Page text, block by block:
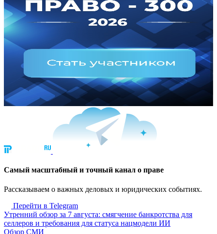
Cамый масштабный и точный канал о праве
Рассказываем о важных деловых и юридических событиях.
Перейти в Telegram
Утренний обзор за 7 августа: смягчение банкротства для
селлеров и требования для статуса нацмодели ИИ
Обзор СМИ